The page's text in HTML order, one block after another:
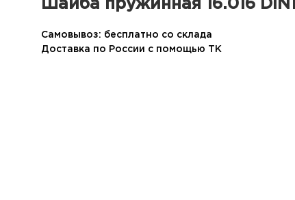
Шайба пружинная 16.016
Самовывоз: бесплатно со склада
Доставка по России с помощью ТК